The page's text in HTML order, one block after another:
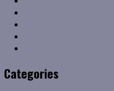
Categories